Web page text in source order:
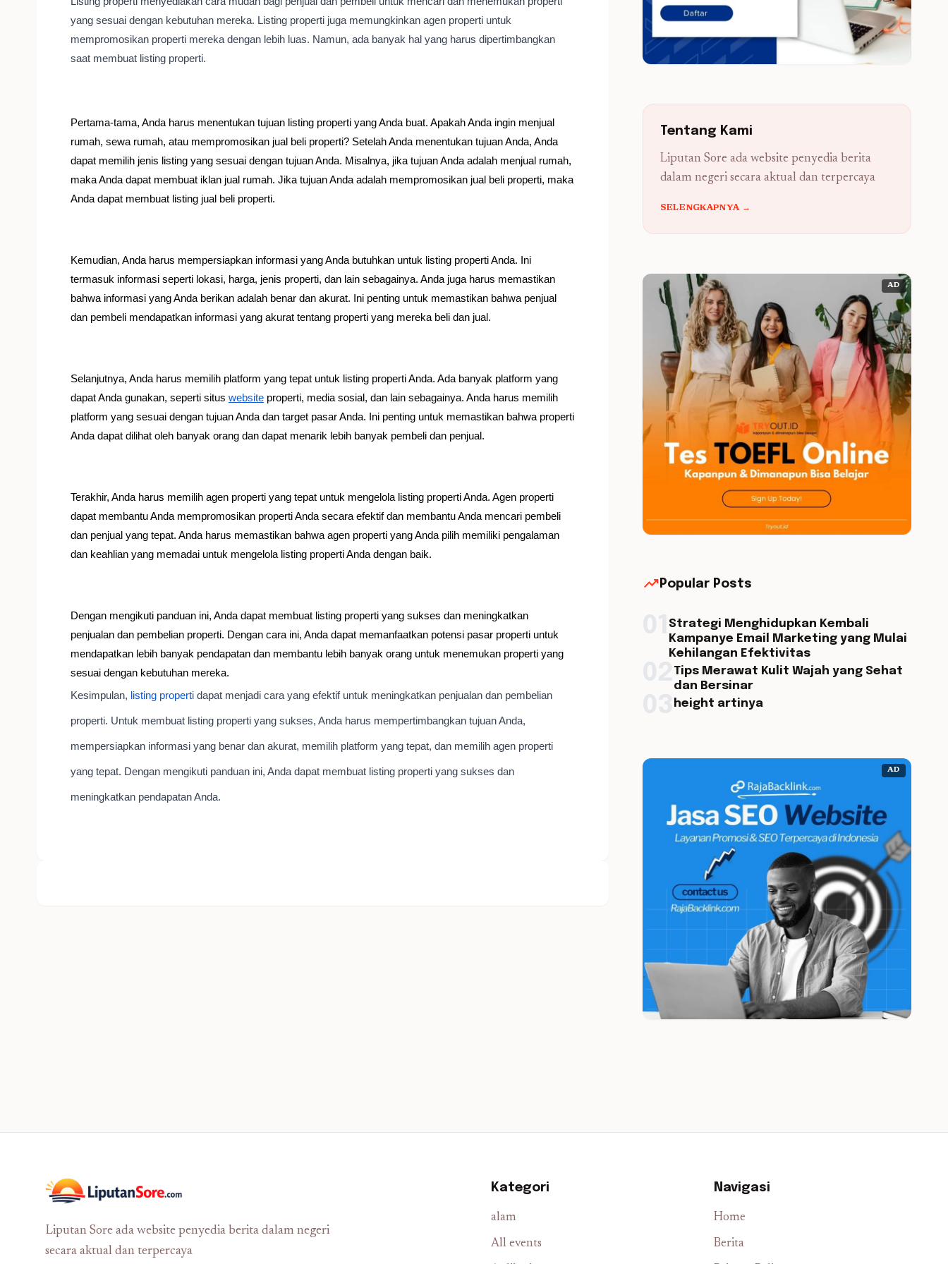
yang sesuai dengan kebutuhan mereka. Listing properti juga memungkinkan agen properti untuk
mempromosikan properti mereka dengan lebih luas. Namun, ada banyak hal yang harus dipertimbangkan
saat membuat listing properti.
Pertama-tama, Anda harus menentukan tujuan listing properti yang Anda buat. Apakah Anda ingin menjual
rumah, sewa rumah, atau mempromosikan jual beli properti? Setelah Anda menentukan tujuan Anda, Anda
dapat memilih jenis listing yang sesuai dengan tujuan Anda. Misalnya, jika tujuan Anda adalah menjual rumah,
maka Anda dapat membuat iklan jual rumah. Jika tujuan Anda adalah mempromosikan jual beli properti, maka
Anda dapat membuat listing jual beli properti.
Kemudian, Anda harus mempersiapkan informasi yang Anda butuhkan untuk listing properti Anda. Ini
termasuk informasi seperti lokasi, harga, jenis properti, dan lain sebagainya. Anda juga harus memastikan
bahwa informasi yang Anda berikan adalah benar dan akurat. Ini penting untuk memastikan bahwa penjual
dan pembeli mendapatkan informasi yang akurat tentang properti yang mereka beli dan jual.
Selanjutnya, Anda harus memilih platform yang tepat untuk listing properti Anda. Ada banyak platform yang
dapat Anda gunakan, seperti situs website properti, media sosial, dan lain sebagainya. Anda harus memilih
platform yang sesuai dengan tujuan Anda dan target pasar Anda. Ini penting untuk memastikan bahwa properti
Anda dapat dilihat oleh banyak orang dan dapat menarik lebih banyak pembeli dan penjual.
Terakhir, Anda harus memilih agen properti yang tepat untuk mengelola listing properti Anda. Agen properti
dapat membantu Anda mempromosikan properti Anda secara efektif dan membantu Anda mencari pembeli
dan penjual yang tepat. Anda harus memastikan bahwa agen properti yang Anda pilih memiliki pengalaman
dan keahlian yang memadai untuk mengelola listing properti Anda dengan baik.
Dengan mengikuti panduan ini, Anda dapat membuat listing properti yang sukses dan meningkatkan
penjualan dan pembelian properti. Dengan cara ini, Anda dapat memanfaatkan potensi pasar properti untuk
mendapatkan lebih banyak pendapatan dan membantu lebih banyak orang untuk menemukan properti yang
sesuai dengan kebutuhan mereka.
Kesimpulan, listing properti dapat menjadi cara yang efektif untuk meningkatkan penjualan dan pembelian
properti. Untuk membuat listing properti yang sukses, Anda harus mempertimbangkan tujuan Anda,
mempersiapkan informasi yang benar dan akurat, memilih platform yang tepat, dan memilih agen properti
yang tepat. Dengan mengikuti panduan ini, Anda dapat membuat listing properti yang sukses dan
meningkatkan pendapatan Anda.
Tentang Kami
Liputan Sore ada website penyedia berita
dalam negeri secara aktual dan terpercaya
SELENGKAPNYA →
AD
trending_up Popular Posts
Strategi Menghidupkan Kembali
Kampanye Email Marketing yang Mulai
Kehilangan Efektivitas
Tips Merawat Kulit Wajah yang Sehat
dan Bersinar
height artinya
AD
Liputan Sore ada website penyedia berita dalam negeri
secara aktual dan terpercaya
Kategori
alam
All events
Navigasi
Home
Berita